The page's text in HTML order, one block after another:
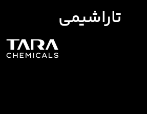
تاراشیمی